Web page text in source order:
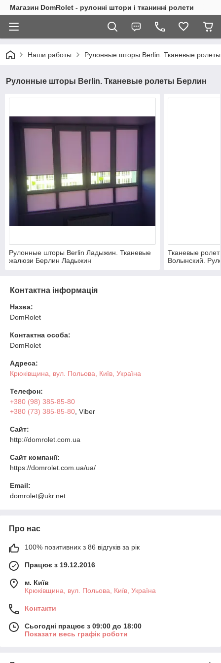
Магазин DomRolet - рулонні штори і тканинні ролети
Наши работы Рулонные шторы Berlin. Тканевые
Рулонные шторы Berlin. Тканевые ролеты Берлин
Рулонные шторы Berlin Ладыжин. Тканевые
жалюзи Берлин Ладыжин
Тканевые
Волынский.
Контактна інформація
Назва:
DomRolet
Контактна особа:
DomRolet
Адреса:
Крюківщина, вул. Польова, Київ, Україна
Телефон:
+380 (98) 385-85-80
+380 (73) 385-85-80 , Viber
Сайт:
http://domrolet.com.ua
Сайт компанії:
https://domrolet.com.ua/ua/
Email:
domrolet@ukr.net
Про нас
100% позитивних з 86 відгуків за рік
Працює з 19.12.2016
м. Київ
Крюківщина, вул. Польова, Київ, Україна
Контакти
Сьогодні працює з 09:00 до 18:00
Показати весь графік роботи